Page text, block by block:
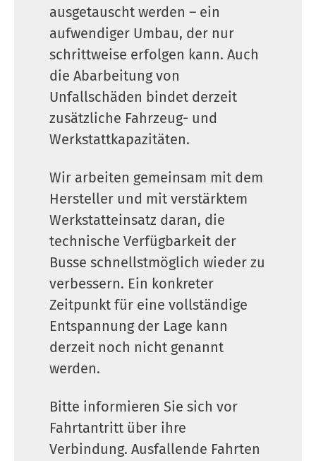
ausgetauscht werden – ein
aufwendiger Umbau, der nur
schrittweise erfolgen kann. Auch
die Abarbeitung von
Unfallschäden bindet derzeit
zusätzliche Fahrzeug- und
Werkstattkapazitäten.
Wir arbeiten gemeinsam mit dem
Hersteller und mit verstärktem
Werkstatteinsatz daran, die
technische Verfügbarkeit der
Busse schnellstmöglich wieder zu
verbessern. Ein konkreter
Zeitpunkt für eine vollständige
Entspannung der Lage kann
derzeit noch nicht genannt
werden.
Bitte informieren Sie sich vor
Fahrtantritt über ihre
Verbindung. Ausfallende Fahrten